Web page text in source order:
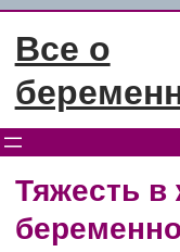
Перейти
содержимому
Все о
Тяжесть в